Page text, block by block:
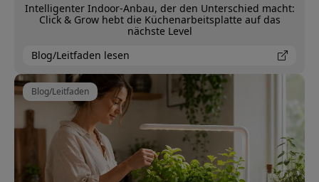
Intelligenter Indoor-Anbau, der den Unterschied macht:
Click & Grow hebt die Küchenarbeitsplatte auf das
nächste Level
Blog/Leitfaden lesen
Blog/Leitfaden